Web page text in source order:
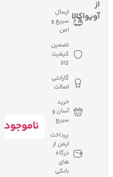
از
آویواکالا ارسال
سریع و
امن
تضمین
کیفیت
کالا
گارانتی
اصالت
خرید
آسان و
سریع
پرداخت
ایمن از
درگاه
های
بانکی
ناموجود